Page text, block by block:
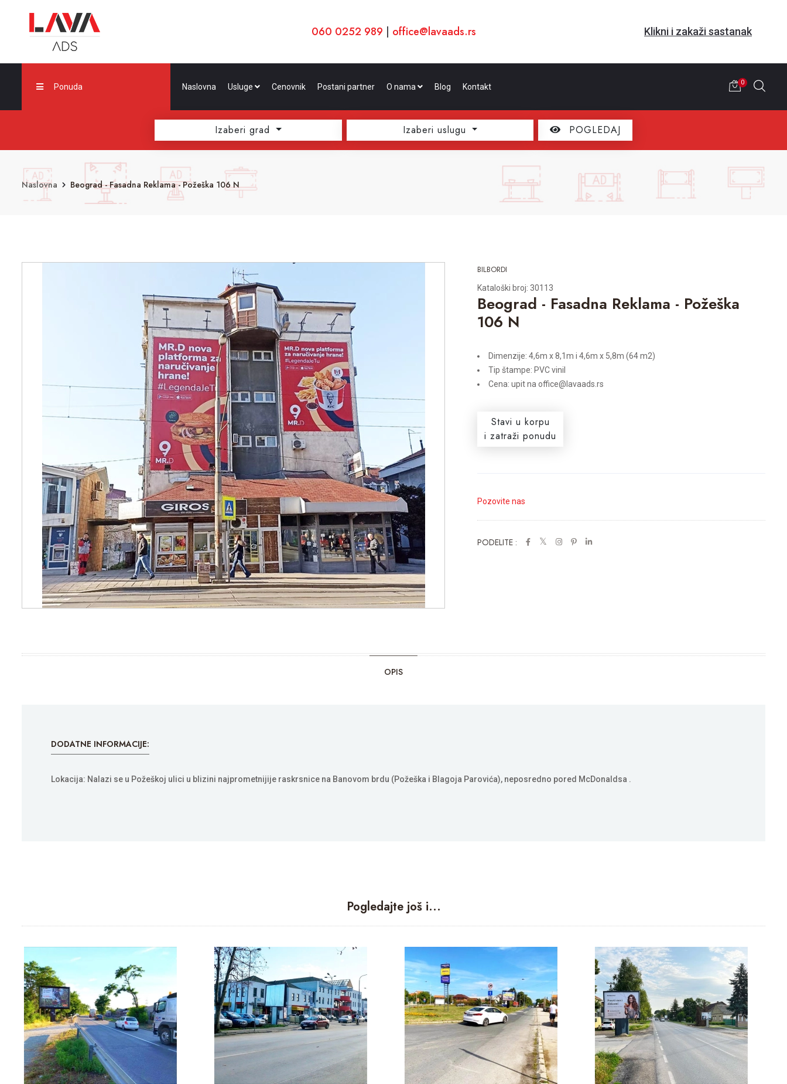
060 0252 989 | office@lavaads.rs Klikni i zakaži sastanak
Ponuda Naslovna Usluge Cenovnik Postani partner O nama Blog Kontakt 0
Izaberi grad Izaberi uslugu POGLEDAJ
Naslovna Beograd - Fasadna Reklama - Požeška 106 N
BILBORDI
Kataloški broj: 30113
Beograd - Fasadna Reklama - Požeška
106 N
Dimenzije: 4,6m x 8,1m i 4,6m x 5,8m (64 m2)
Tip štampe: PVC vinil
Cena: upit na office@lavaads.rs
Stavi u korpu
i zatraži ponudu
Pozovite nas
PODELITE :
OPIS
DODATNE INFORMACIJE:
Lokacija: Nalazi se u Požeškoj ulici u blizini najprometnijije raskrsnice na Banovom brdu (Požeška i Blagoja Parovića), neposredno pored McDonaldsa .
Pogledajte još i...